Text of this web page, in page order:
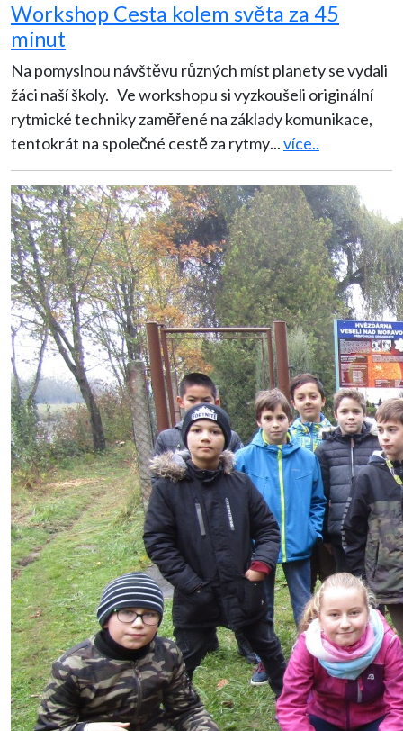
Workshop Cesta kolem světa za 45
minut
Na pomyslnou návštěvu různých míst planety se vydali
žáci naší školy. Ve workshopu si vyzkoušeli originální
rytmické techniky zaměřené na základy komunikace,
tentokrát na společné cestě za rytmy...více..